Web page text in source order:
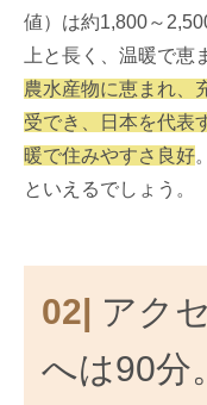
値）は約1,800～
上と長く、温暖で恵
農水産物に恵まれ、
受でき、日本を代表
暖で住みやすさ良好
といえるでしょう。
02| アク
へは90分